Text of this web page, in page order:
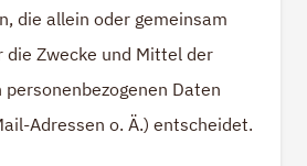
die allein oder gemeinsam
die Zwecke und Mittel der
Daten
Adressen o. Ä.) entscheidet.